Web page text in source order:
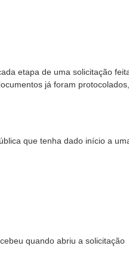
etapa de uma solicitação
já foram
que tenha dado início a
quando abriu a solicitação